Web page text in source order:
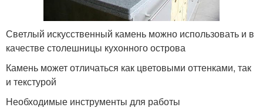
Светлый искусственный камень можно использовать и в
качестве столешницы кухонного острова
Камень может отличаться как цветовыми оттенками, так
и текстурой
Необходимые инструменты для работы